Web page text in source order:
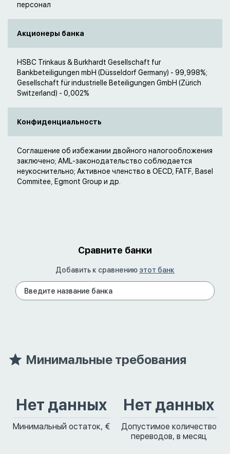
персонал
Акционеры банка
HSBC Trinkaus & Burkhardt Gesellschaft fur
Bankbeteiligungen mbH (Düsseldorf Germany) - 99,998%;
Gesellschaft für industrielle Beteiligungen GmbH (Zürich
Switzerland) - 0,002%
Конфиденциальность
Соглашение об избежании двойного налогообложения
заключено; AML-законодательство соблюдается
неукоснительно; Активное членство в OECD, FATF, Basel
Commitee, Egmont Group и др.
Сравните банки
Добавить к сравнению этот банк
Минимальные требования
Нет данных
Минимальный остаток, €
Нет данных
Допустимое количество
переводов, в месяц